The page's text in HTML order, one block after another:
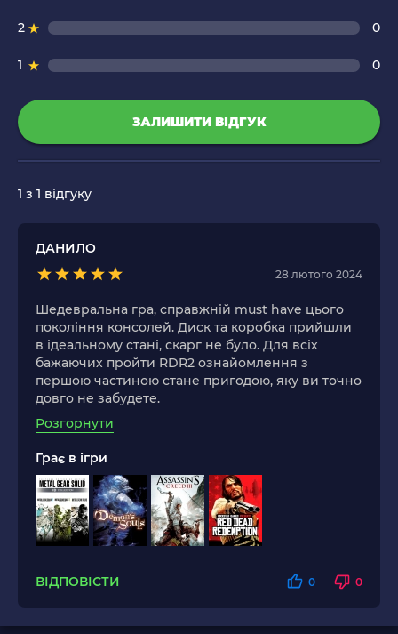
2 0
1 0
ЗАЛИШИТИ ВІДГУК
1 з 1 відгуку
ДАНИЛО
28 лютого 2024
Шедевральна гра, справжній must have цього
покоління консолей. Диск та коробка прийшли
в ідеальному стані, скарг не було. Для всіх
бажаючих пройти RDR2 ознайомлення з
першою частиною стане пригодою, яку ви точно
довго не забудете.
Розгорнути
Грає в ігри
ВІДПОВІСТИ 0 0